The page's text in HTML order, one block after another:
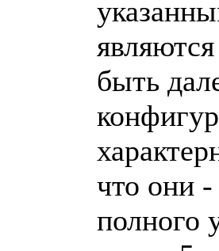
быть
что они -
полного